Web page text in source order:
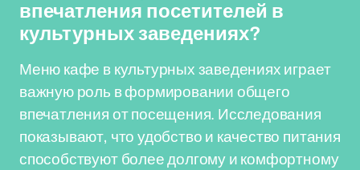
впечатления посетителей в
культурных заведениях?
Меню кафе в культурных заведениях играет
важную роль в формировании общего
впечатления от посещения. Исследования
показывают, что удобство и качество питания
способствуют более долгому и комфортному